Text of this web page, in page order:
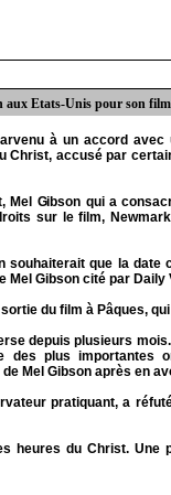
aux Etats-Unis pour son film
à un accord
Christ, accusé par
Mel Gibson qui a
sur le film,
souhaiterait que la
Mel Gibson cité par Daily
du film à Pâques,
depuis plusieurs
des plus importantes
Mel Gibson après en
pratiquant, a
heures du Christ.